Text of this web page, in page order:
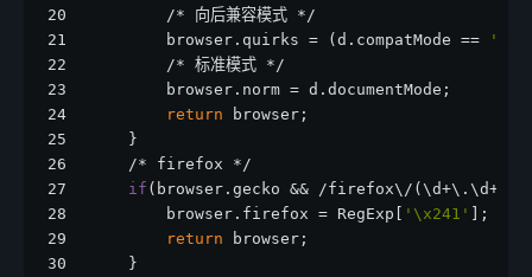
20
21
22
23
24
25
26
27
28
29
30
        /* 向后兼容模式 */
        browser.quirks = (d.compatMode ==
        /* 标准模式 */
        browser.norm = d.documentMode;
return browser;
    }
    /* firefox */
if (browser.gecko && /firefox\/
        browser.firefox = RegExp[
'\x241' ];
return browser;
    }